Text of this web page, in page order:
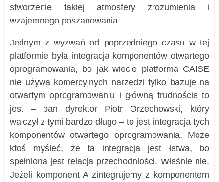
stworzenie takiej atmosfery zrozumienia i
wzajemnego poszanowania.
Jednym z wyzwań od poprzedniego czasu w tej
platformie była integracja komponentów otwartego
oprogramowania, bo jak wiecie platforma CAISE
nie używa komercyjnych narzędzi tylko bazuje na
otwartym oprogramowaniu i główną trudnością to
jest – pan dyrektor Piotr Orzechowski, który
walczył z tymi bardzo długo – to jest integracja tych
komponentów otwartego oprogramowania. Może
ktoś myśleć, że ta integracja jest łatwa, bo
spełniona jest relacja przechodniości. Właśnie nie.
Jeżeli komponent A zintegrujemy z komponentem